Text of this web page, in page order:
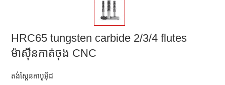
HRC65 tungsten carbide 2/3/4 flutes
ម៉ាស៊ីនកាត់ចុង CNC
តង់ស្តែនកាបូអ៊ីដ